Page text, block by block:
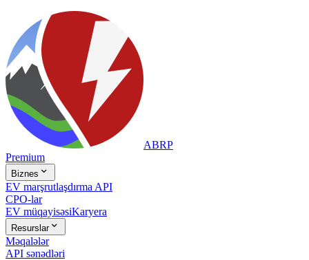
ABRP
Premium
Biznes 
EV marşrutlaşdırma API
CPO-lar
EV müqayisəsiKaryera
Resurslar
Məqalələr
API sənədləri